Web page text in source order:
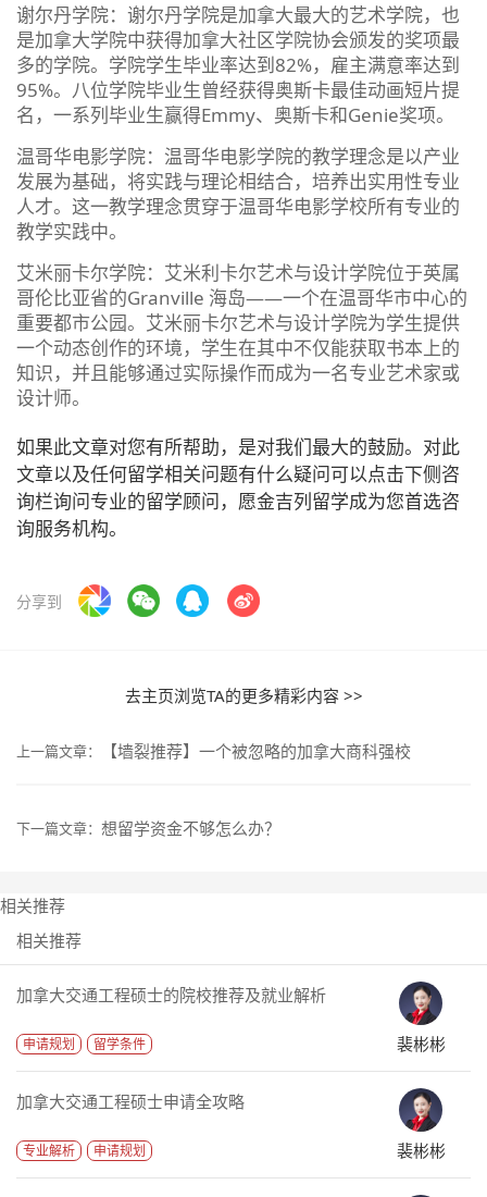
谢尔丹学院：谢尔丹学院是加拿大最大的艺术学院，也
是加拿大学院中获得加拿大社区学院协会颁发的奖项最
多的学院。学院学生毕业率达到82%，雇主满意率达到
95%。八位学院毕业生曾经获得奥斯卡最佳动画短片提
名，一系列毕业生赢得Emmy、奥斯卡和Genie奖项。
温哥华电影学院：温哥华电影学院的教学理念是以产业
发展为基础，将实践与理论相结合，培养出实用性专业
人才。这一教学理念贯穿于温哥华电影学校所有专业的
教学实践中。
艾米丽卡尔学院：艾米利卡尔艺术与设计学院位于英属
哥伦比亚省的Granville 海岛——一个在温哥华市中心的
重要都市公园。艾米丽卡尔艺术与设计学院为学生提供
一个动态创作的环境，学生在其中不仅能获取书本上的
知识，并且能够通过实际操作而成为一名专业艺术家或
设计师。
如果此文章对您有所帮助，是对我们最大的鼓励。对此
文章以及任何留学相关问题有什么疑问可以点击下侧咨
询栏询问专业的留学顾问，愿金吉列留学成为您首选咨
询服务机构。
分享到
去主页浏览TA的更多精彩内容 >>
上一篇文章： 【墙裂推荐】一个被忽略的加拿大商科强校
下一篇文章： 想留学资金不够怎么办？
相关推荐
相关推荐
加拿大交通工程硕士的院校推荐及就业解析
申请规划 留学条件 裴彬彬
加拿大交通工程硕士申请全攻略
专业解析 申请规划 裴彬彬